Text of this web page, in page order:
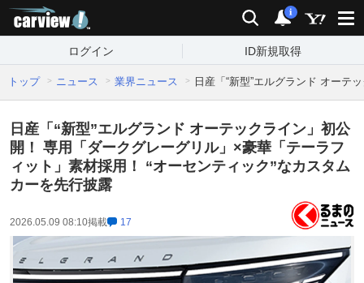
検索 通知
i
ログイン ID新規取得
トップ ニュース 業界ニュース 日産「“新型”エルグランド オーテ
日産「“新型”エルグランド オーテックライン」初公
開！ 専用「ダークグレーグリル」×豪華「テーラフ
ィット」素材採用！ “オーセンティック”なカスタム
カーを先行披露
2026.05.09 08:10掲載 17